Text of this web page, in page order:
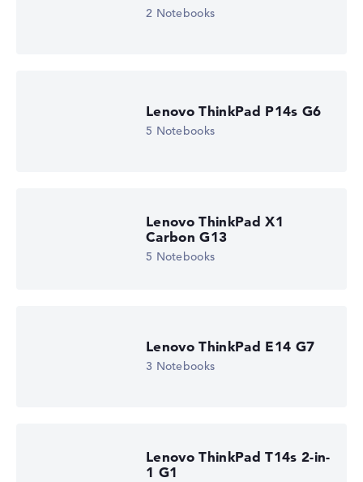
2 Notebooks
Lenovo ThinkPad P14s G6
5 Notebooks
Lenovo ThinkPad X1
Carbon G13
5 Notebooks
Lenovo ThinkPad E14 G7
3 Notebooks
Lenovo ThinkPad T14s 2-in-
1 G1